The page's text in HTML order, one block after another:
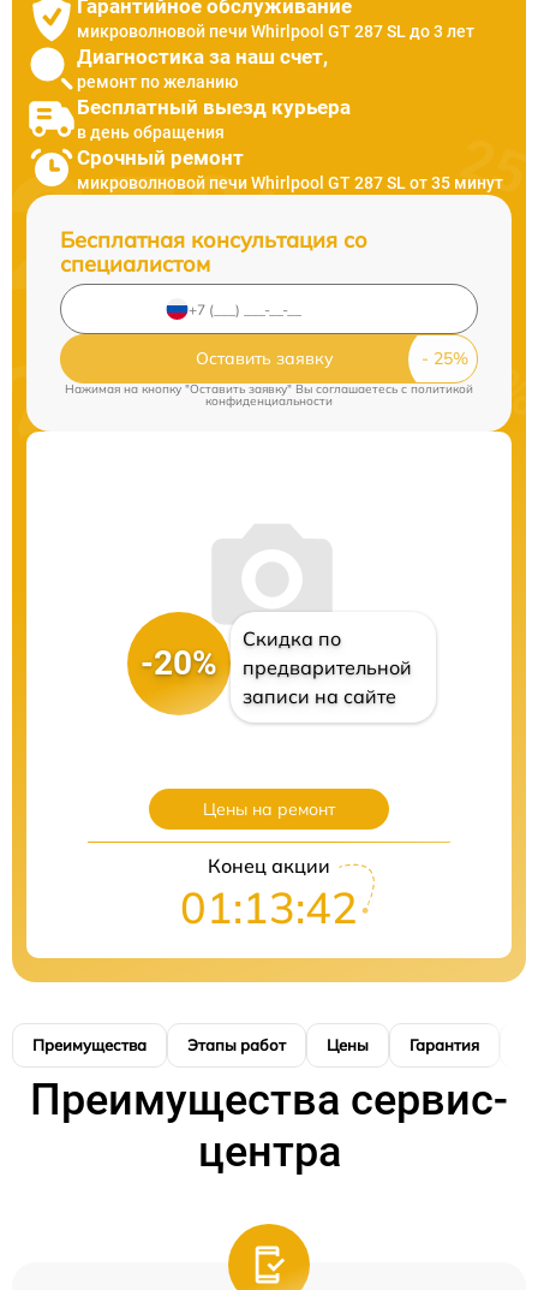
Гарантийное обслуживание
микроволновой печи Whirlpool GT 287 SL до 3 лет
Диагностика за наш счет,
ремонт по желанию
Бесплатный выезд курьера
в день обращения
Срочный ремонт
микроволновой печи Whirlpool GT 287 SL от 35 минут
Бесплатная консультация со
специалистом
Оставить заявку
Нажимая на кнопку "Оставить заявку" Вы соглашаетесь c политикой
конфиденциальности
-20%
Скидка по
предварительной
записи на сайте
Цены на ремонт
Конец акции
01:13:40
Преимущества Этапы работ Цены Гарантия
Преимущества сервис-
центра